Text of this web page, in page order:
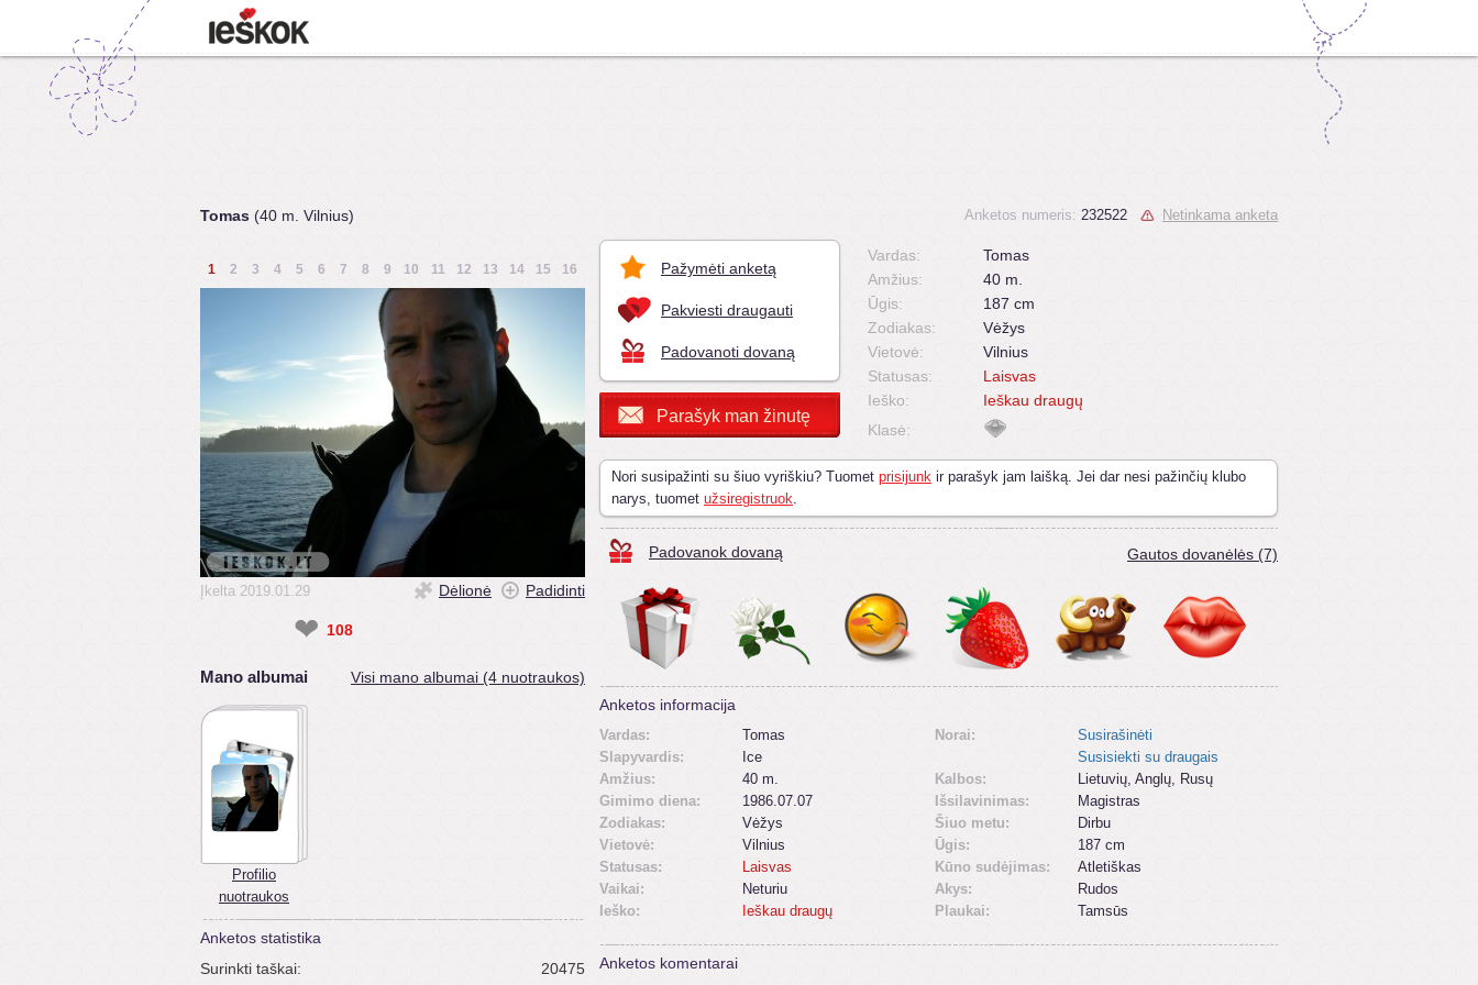
Tomas (40 m. Vilnius)
1 2 3 4 5 6 7 8 9 10 11 12 13 14 15 16
Įkelta 2019.01.29 Dėlionė Padidinti
❤ 108
Mano albumai Visi mano albumai (4 nuotraukos)
Profilio
nuotraukos
Anketos statistika
Surinkti taškai:
20475
Pažymėti anketą
Pakviesti draugauti
Padovanoti dovaną
Parašyk man žinutę
Anketos numeris: 232522 Netinkama anketa
Vardas:
Tomas
Amžius:
40 m.
Ūgis:
187 cm
Zodiakas:
Vėžys
Vietovė:
Vilnius
Statusas:
Laisvas
Ieško:
Ieškau draugų
Klasė:
Nori susipažinti su šiuo vyriškiu? Tuomet prisijunk ir parašyk jam laišką. Jei dar nesi pažinčių klubo
narys, tuomet užsiregistruok.
Padovanok dovaną Gautos dovanėlės (7)
Anketos informacija
Vardas:
Tomas
Slapyvardis:
Ice
Amžius:
40 m.
Gimimo diena:
1986.07.07
Zodiakas:
Vėžys
Vietovė:
Vilnius
Statusas:
Laisvas
Vaikai:
Neturiu
Ieško:
Ieškau draugų
Norai:
Susirašinėti
Susisiekti su draugais
Kalbos:
Lietuvių, Anglų, Rusų
Išsilavinimas:
Magistras
Šiuo metu:
Dirbu
Ūgis:
187 cm
Kūno sudėjimas:
Atletiškas
Akys:
Rudos
Plaukai:
Tamsūs
Anketos komentarai